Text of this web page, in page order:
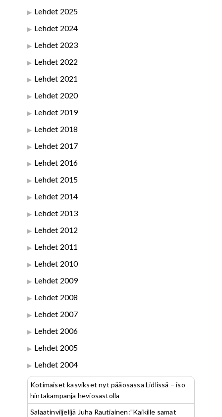
Lehdet 2025
Lehdet 2024
Lehdet 2023
Lehdet 2022
Lehdet 2021
Lehdet 2020
Lehdet 2019
Lehdet 2018
Lehdet 2017
Lehdet 2016
Lehdet 2015
Lehdet 2014
Lehdet 2013
Lehdet 2012
Lehdet 2011
Lehdet 2010
Lehdet 2009
Lehdet 2008
Lehdet 2007
Lehdet 2006
Lehdet 2005
Lehdet 2004
Kotimaiset kasvikset nyt pääosassa Lidlissä – iso
hintakampanja heviosastolla
Salaatinviljelijä Juha Rautiainen:”Kaikille samat